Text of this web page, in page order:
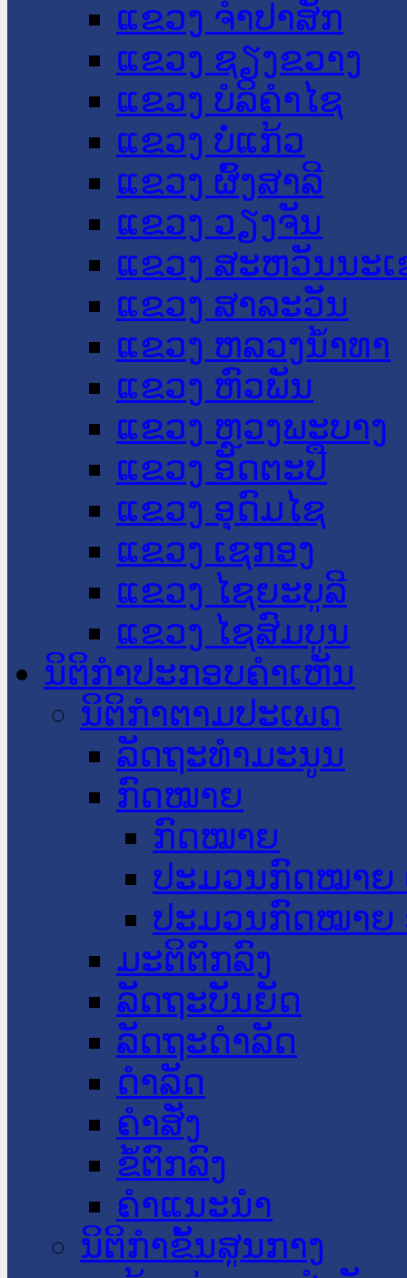
ແຂວງ ຈໍາປາສັກ
ແຂວງ ຊຽງຂວາງ
ແຂວງ ບໍລິຄໍາໄຊ
ແຂວງ ບໍ່ແກ້ວ
ແຂວງ ຜົ້ງສາລີ
ແຂວງ ວຽງຈັນ
ແຂວງ ສະຫວັນນະ
ແຂວງ ສາລະວັນ
ແຂວງ ຫລວງນໍ້າທາ
ແຂວງ ຫົວພັນ
ແຂວງ ຫຼວງພະບາງ
ແຂວງ ອັດຕະປື
ແຂວງ ອຸດົມໄຊ
ແຂວງ ເຊກອງ
ແຂວງ ໄຊຍະບູລີ
ແຂວງ ໄຊສົມບູນ
ນິຕິກໍາປະກອບຄໍາເຫັນ
ນິຕິກໍາຕາມປະເພດ
ລັດຖະທໍາມະນູນ
ກົດໝາຍ
ກົດໝາຍ
ປະມວນກົດໝາຍ
ປະມວນກົດໝາຍ
ມະຕິຕົກລົງ
ລັດຖະບັນຍັດ
ລັດຖະດໍາລັດ
ດໍາລັດ
ຄໍາສັ່ງ
ຂໍ້ຕົກລົງ
ຄໍາແນະນໍາ
ນິຕິກຳຂັ້ນສູນກາງ